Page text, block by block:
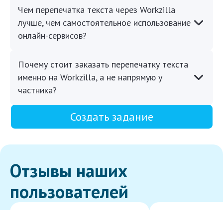
Чем перепечатка текста через Workzilla
лучше, чем самостоятельное использование
онлайн-сервисов?
Почему стоит заказать перепечатку текста
именно на Workzilla, а не напрямую у
частника?
Создать задание
Отзывы наших
пользователей